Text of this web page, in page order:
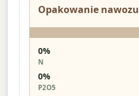
Opakowanie nawozu
0%
N
0%
P2O5